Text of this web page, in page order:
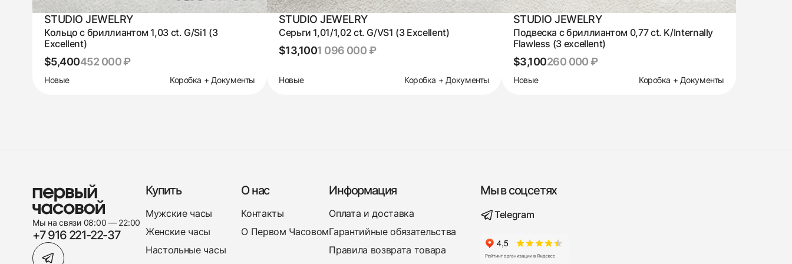
STUDIO JEWELRY
Кольцо с бриллиантом 1,03 ct. G/Si1 (3
Excellent)
$5,400452 000 ₽
Новые Коробка + Документы
STUDIO JEWELRY
Серьги 1,01/1,02 ct. G/VS1 (3 Excellent)
$13,1001 096 000 ₽
Новые Коробка + Документы
STUDIO JEWELRY
Подвеска с бриллиантом 0,77 ct. K/Internally
Flawless (3 excellent)
$3,100260 000 ₽
Новые Коробка + Документы
Мы на связи 08:00 — 22:00
+7 916 221-22-37
Купить
Мужские часы
Женские часы
Настольные часы
О нас
Контакты
О Первом Часовом
Информация
Оплата и доставка
Гарантийные обязательства
Правила возврата товара
Мы в соцсетях
Telegram